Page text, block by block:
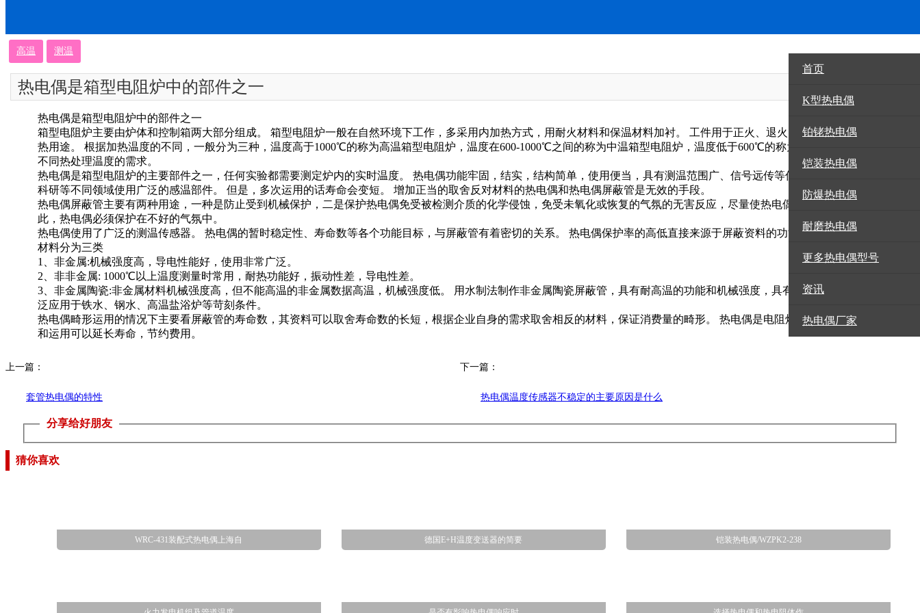
首页
K型热电偶
铂铑热电偶
铠装热电偶
防爆热电偶
耐磨热电偶
更多热电偶型号
资讯
热电偶厂家
高温 测温
热电偶是箱型电阻炉中的部件之一
热电偶是箱型电阻炉中的部件之一
箱型电阻炉主要由炉体和控制箱两大部分组成。 箱型电阻炉一般在自然环境下工作，多采用内加热方式，用耐火材料和保温材料加衬。 工件用于正火、退火、淬火等热处理和其他加
热用途。 根据加热温度的不同，一般分为三种，温度高于1000℃的称为高温箱型电阻炉，温度在600-1000℃之间的称为中温箱型电阻炉，温度低于600℃的称为低温箱型电阻炉，满足
不同热处理温度的需求。
热电偶是箱型电阻炉的主要部件之一，任何实验都需要测定炉内的实时温度。 热电偶功能牢固，结实，结构简单，使用便当，具有测温范围广、信号远传等优点，因此在工业消费和
科研等不同领域使用广泛的感温部件。 但是，多次运用的话寿命会变短。 增加正当的取舍反对材料的热电偶和热电偶屏蔽管是无效的手段。
热电偶屏蔽管主要有两种用途，一种是防止受到机械保护，二是保护热电偶免受被检测介质的化学侵蚀，免受未氧化或恢复的气氛的无害反应，尽量使热电偶暴露在该气氛中。 因
此，热电偶必须保护在不好的气氛中。
热电偶使用了广泛的测温传感器。 热电偶的暂时稳定性、寿命数等各个功能目标，与屏蔽管有着密切的关系。 热电偶保护率的高低直接来源于屏蔽资料的功能。
材料分为三类
1、非金属:机械强度高，导电性能好，使用非常广泛。
2、非非金属: 1000℃以上温度测量时常用，耐热功能好，振动性差，导电性差。
3、非金属陶瓷:非金属材料机械强度高，但不能高温的非金属数据高温，机械强度低。 用水制法制作非金属陶瓷屏蔽管，具有耐高温的功能和机械强度，具有良好的应用前景，可广
泛应用于铁水、钢水、高温盐浴炉等苛刻条件。
热电偶畸形运用的情况下主要看屏蔽管的寿命数，其资料可以取舍寿命数的长短，根据企业自身的需求取舍相反的材料，保证消费量的畸形。 热电偶是电阻炉的易损件，正当的取舍
和运用可以延长寿命，节约费用。
上一篇：
套管热电偶的特性
下一篇：
热电偶温度传感器不稳定的主要原因是什么
分享给好朋友
猜你喜欢
WRC-431装配式热电偶上海自 德国E+H温度变送器的简要 铠装热电偶/WZPK2-238